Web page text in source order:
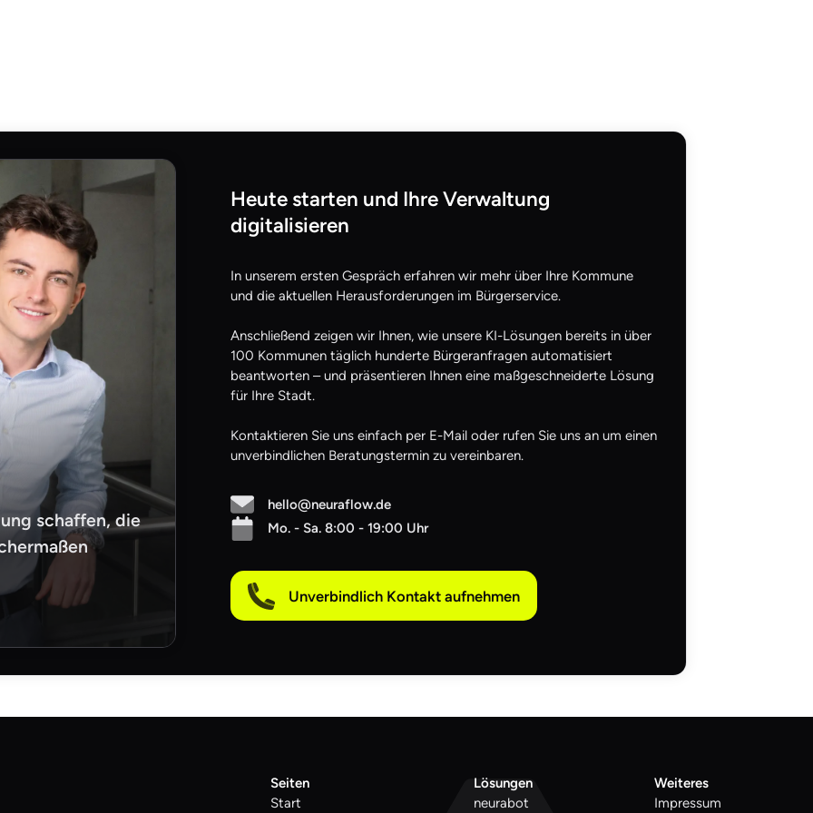
schaffen, die
Heute starten und Ihre Verwaltung
digitalisieren
In unserem ersten Gespräch erfahren wir mehr über Ihre Kommune
und die aktuellen Herausforderungen im Bürgerservice.
Anschließend zeigen wir Ihnen, wie unsere KI-Lösungen bereits in über
100 Kommunen täglich hunderte Bürgeranfragen automatisiert
beantworten – und präsentieren Ihnen eine maßgeschneiderte Lösung
für Ihre Stadt.
Kontaktieren Sie uns einfach per E-Mail oder rufen Sie uns an um einen
unverbindlichen Beratungstermin zu vereinbaren.
hello@neuraflow.de
Mo. - Sa. 8:00 - 19:00 Uhr
Unverbindlich Kontakt aufnehmen
Seiten
Start
Lösungen
neurabot
Weiteres
Impressum